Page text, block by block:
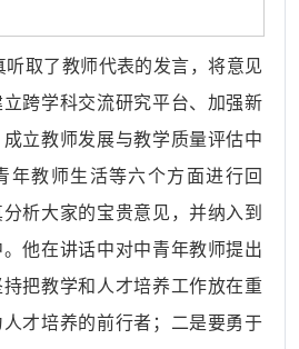
听取了教师代表的发言，将意见
跨学科交流研究平台、加强新
立教师发展与教学质量评估中
年教师生活等六个方面进行回
析大家的宝贵意见，并纳入到
他在讲话中对中青年教师提出
把教学和人才培养工作放在重
才培养的前行者；二是要勇于